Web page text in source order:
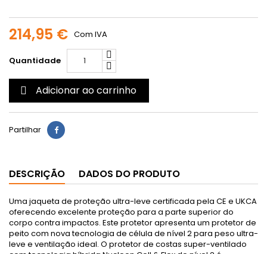
214,95 € Com IVA
Quantidade
 Adicionar ao carrinho
Partilhar
DESCRIÇÃO DADOS DO PRODUTO
Uma jaqueta de proteção ultra-leve certificada pela CE e UKCA
oferecendo excelente proteção para a parte superior do
corpo contra impactos. Este protetor apresenta um protetor de
peito com nova tecnologia de célula de nível 2 para peso ultra-
leve e ventilação ideal. O protetor de costas super-ventilado